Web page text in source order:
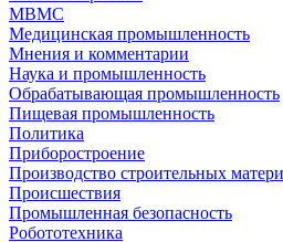
МВМС
Медицинская промышленность
Мнения и комментарии
Наука и промышленность
Обрабатывающая промышленность
Пищевая промышленность
Политика
Приборостроение
Производство строительных
Происшествия
Промышленная безопасность
Робототехника